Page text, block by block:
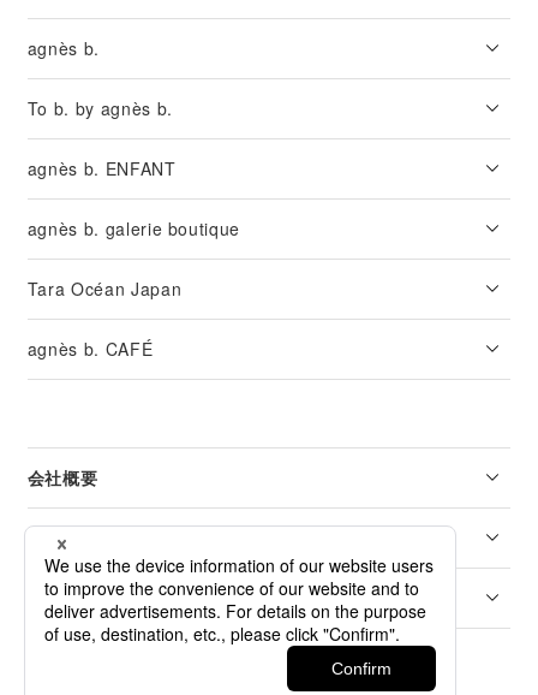
agnès b.
To b. by agnès b.
agnès b. ENFANT
agnès b. galerie boutique
Tara Océan Japan
agnès b. CAFÉ
会社概要
リーガル
カスタマーサービス